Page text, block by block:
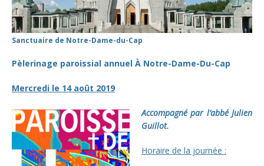
Sanctuaire de Notre-Dame-du-Cap
Pèlerinage paroissial annuel À Notre-Dame-Du-Cap
Mercredi le 14 août 2019
Accompagné par l’abbé Julien
Guillot.
Horaire de la journée :